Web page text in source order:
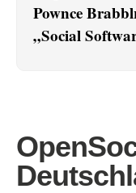
Pownce
„Social